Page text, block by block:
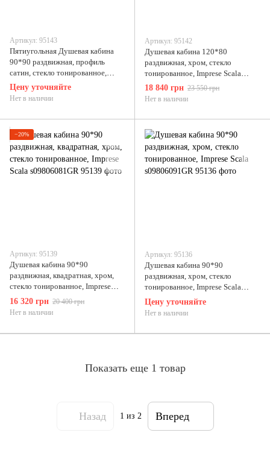
Артикул: 95143
Пятиугольная Душевая кабина
90*90 раздвижная, профиль
сатин, стекло тонированное,
Imprese Scala s09806059GR
Цену уточняйте
Нет в наличии
Артикул: 95142
Душевая кабина 120*80
раздвижная, хром, стекло
тонированное, Imprese Scala
s09806012GR
18 840 грн 23 550 грн
Нет в наличии
−20%
Артикул: 95139
Душевая кабина 90*90
раздвижная, квадратная, хром,
стекло тонированное, Imprese
Scala s09806081GR
16 320 грн 20 400 грн
Нет в наличии
Артикул: 95136
Душевая кабина 90*90
раздвижная, хром, стекло
тонированное, Imprese Scala
s09806091GR
Цену уточняйте
Нет в наличии
Показать еще 1 товар
Назад 1 из 2 Вперед